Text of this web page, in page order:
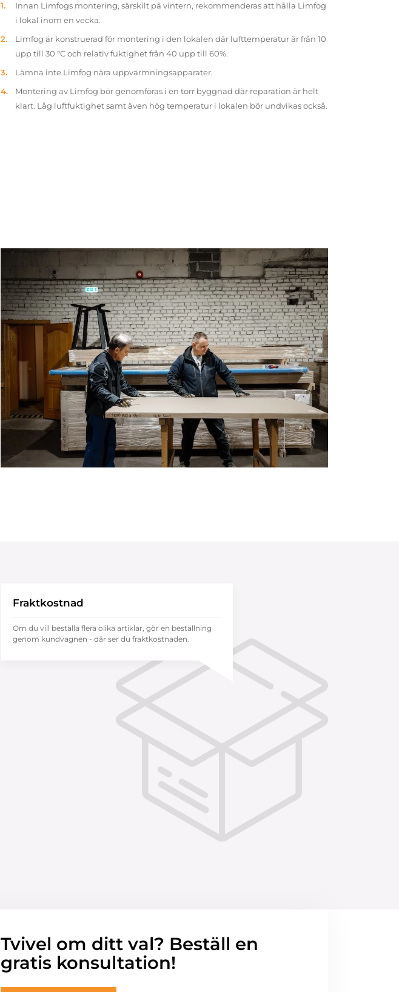
Innan Limfogs montering, särskilt på vintern, rekommenderas att hålla Limfog
i lokal inom en vecka.
Limfog är konstruerad för montering i den lokalen där lufttemperatur är från 10
upp till 30 °C och relativ fuktighet från 40 upp till 60%.
Lämna inte Limfog nära uppvärmningsapparater.
Montering av Limfog bör genomföras i en torr byggnad där reparation är helt
klart. Låg luftfuktighet samt även hög temperatur i lokalen bör undvikas också.
Fraktkostnad
Om du vill beställa flera olika artiklar, gör en beställning
genom kundvagnen - där ser du fraktkostnaden.
Tvivel om ditt val? Beställ en
gratis konsultation!